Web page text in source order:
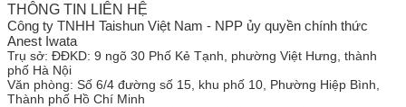
THÔNG TIN LIÊN HỆ
Công ty TNHH Taishun Việt Nam - NPP ủy quyền chính thức
Anest Iwata
Trụ sở: ĐĐKD: 9 ngõ 30 Phố Kẻ Tạnh, phường Việt Hưng, thành
phố Hà Nội
Văn phòng: Số 6/4 đường số 15, khu phố 10, Phường Hiệp Bình,
Thành phố Hồ Chí Minh